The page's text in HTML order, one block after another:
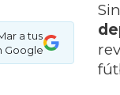
a tus
Google